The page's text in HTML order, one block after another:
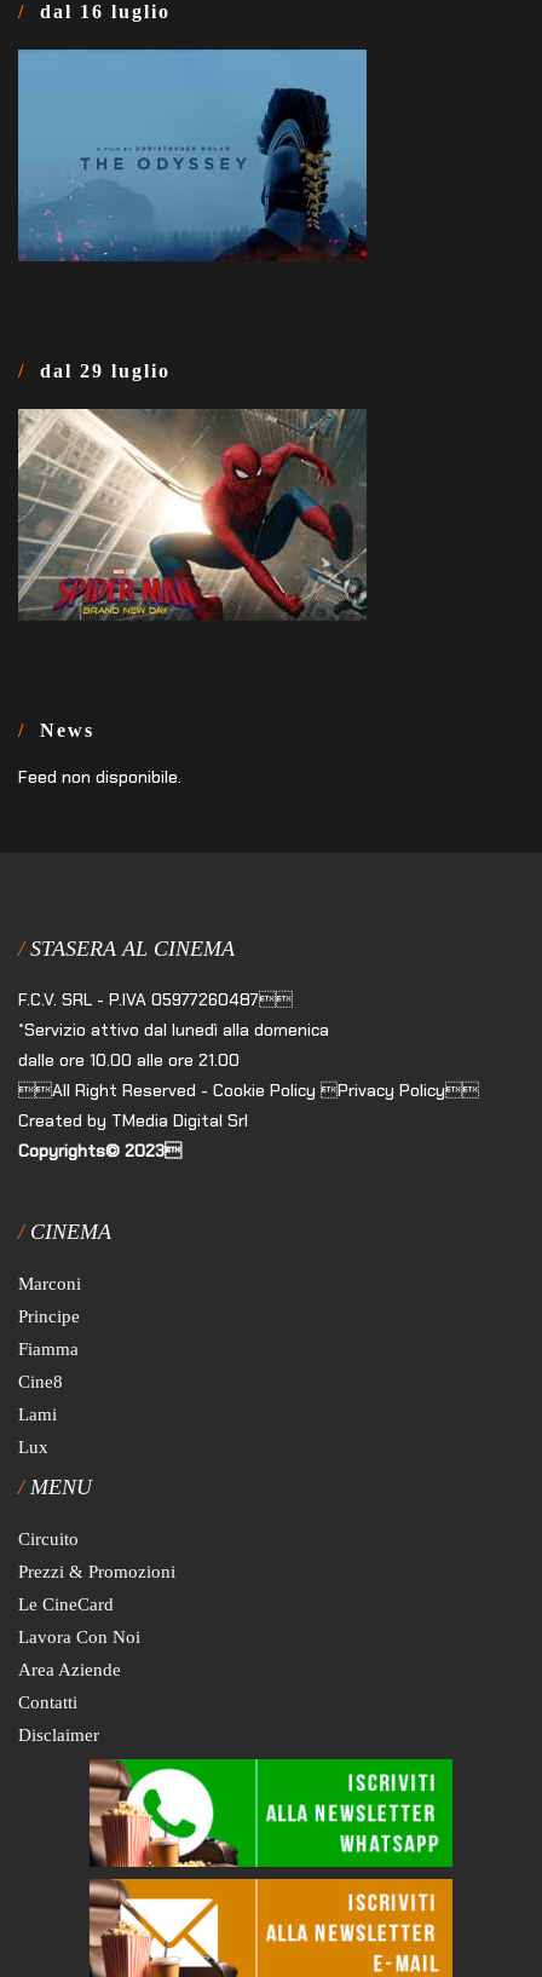
dal 16 luglio
dal 29 luglio
News
Feed non disponibile.
STASERA AL CINEMA
F.C.V. SRL - P.IVA 05977260487
*Servizio attivo dal lunedì alla domenica
dalle ore 10.00 alle ore 21.00
All Right Reserved - Cookie Policy Privacy Policy
Created by TMedia Digital Srl
Copyrights© 2023
CINEMA
Marconi
Principe
Fiamma
Cine8
Lami
Lux
MENU
Circuito
Prezzi & Promozioni
Le CineCard
Lavora Con Noi
Area Aziende
Contatti
Disclaimer